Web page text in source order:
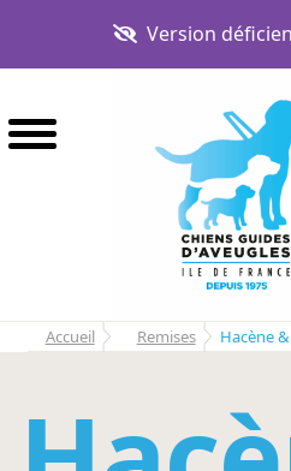
la
contenu
Version
Accueil Remises Hacène